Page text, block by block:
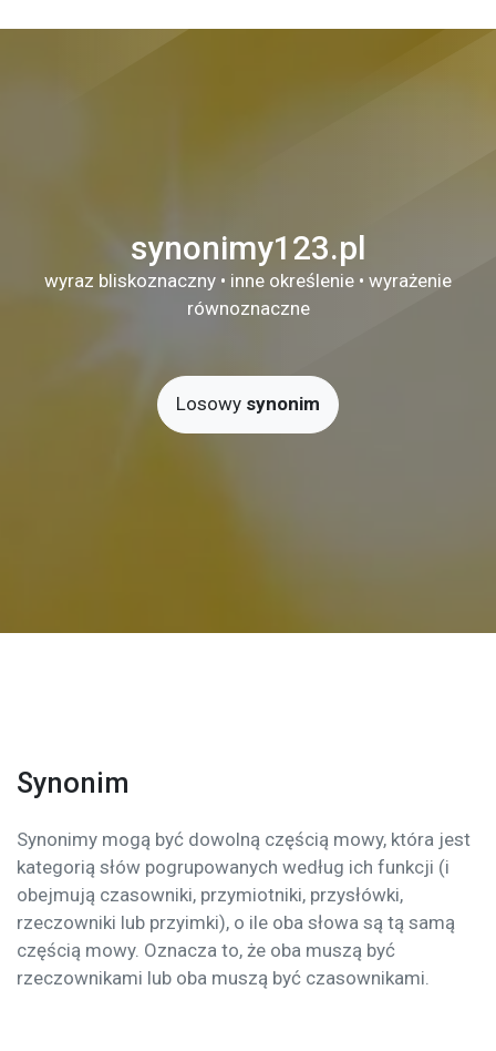
synonimy123.pl
wyraz bliskoznaczny • inne określenie • wyrażenie
równoznaczne
Losowy synonim
Synonim
Synonimy mogą być dowolną częścią mowy, która jest
kategorią słów pogrupowanych według ich funkcji (i
obejmują czasowniki, przymiotniki, przysłówki,
rzeczowniki lub przyimki), o ile oba słowa są tą samą
częścią mowy. Oznacza to, że oba muszą być
rzeczownikami lub oba muszą być czasownikami.